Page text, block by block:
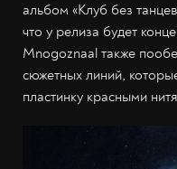
альбом «Клуб без
что у релиза будет
Mnogoznaal также
сюжетных линий,
пластинку красными